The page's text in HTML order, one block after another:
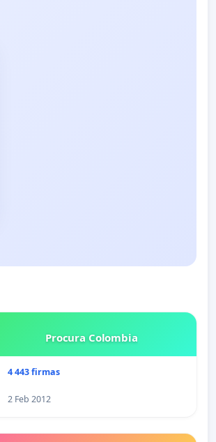
Procura Colombia
4 443 firmas
2 Feb 2012